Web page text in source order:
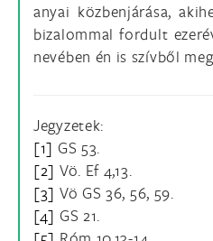
anyai közbenjárása,
bizalommal fordult
nevében én is szívből
Jegyzetek:
[1] GS 53.
[2] Vö. Ef 4,13.
[3] Vö GS 36, 56, 59.
[4] GS 21.